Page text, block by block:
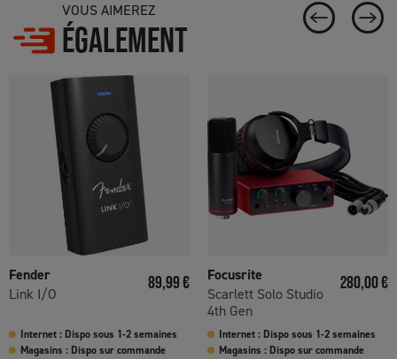
VOUS AIMEREZ
ÉGALEMENT
Fender
Link I/O
Prix
89,99 €
Internet : Dispo sous 1-2 semaines
Magasins : Dispo sur commande
Focusrite
Scarlett Solo Studio
4th Gen
Prix
280,00 €
Internet : Dispo sous 1-2 semaines
Magasins : Dispo sur commande